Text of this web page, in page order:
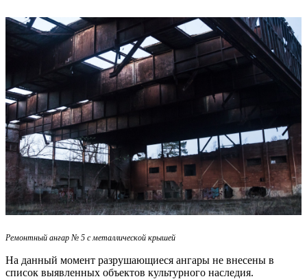
Ремонтный ангар № 5 с металлической крышей
На данный момент разрушающиеся ангары не внесены в
список выявленных объектов культурного наследия.